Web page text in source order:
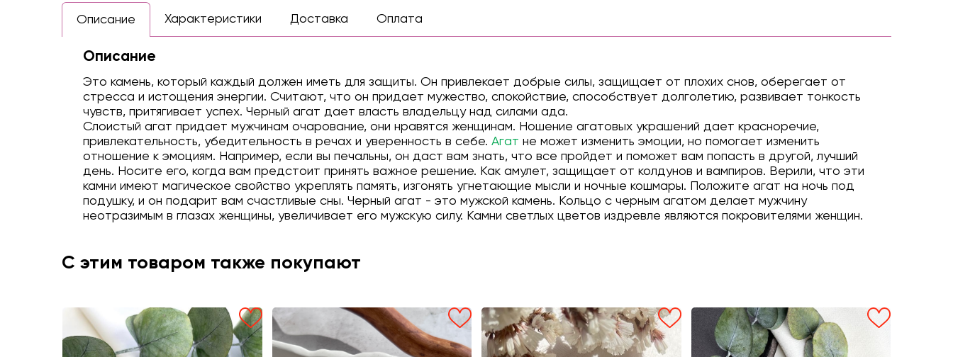
Описание Характеристики Доставка Оплата
Описание
Это камень, который каждый должен иметь для защиты. Он привлекает добрые силы, защищает от плохих снов, оберегает от
стресса и истощения энергии. Считают, что он придает мужество, спокойствие, способствует долголетию, развивает тонкость
чувств, притягивает успех. Черный агат дает власть владельцу над силами ада.
Слоистый агат придает мужчинам очарование, они нравятся женщинам. Ношение агатовых украшений дает красноречие,
привлекательность, убедительность в речах и уверенность в себе. Агат не может изменить эмоции, но помогает изменить
отношение к эмоциям. Например, если вы печальны, он даст вам знать, что все пройдет и поможет вам попасть в другой, лучший
день. Носите его, когда вам предстоит принять важное решение. Как амулет, защищает от колдунов и вампиров. Верили, что эти
камни имеют магическое свойство укреплять память, изгонять угнетающие мысли и ночные кошмары. Положите агат на ночь под
подушку, и он подарит вам счастливые сны. Черный агат - это мужской камень. Кольцо с черным агатом делает мужчину
неотразимым в глазах женщины, увеличивает его мужскую силу. Камни светлых цветов издревле являются покровителями женщин.
С этим товаром также покупают